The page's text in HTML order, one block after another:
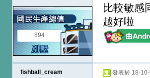
894
比較敏感
越好啦
fishball_cream 發表於 18-